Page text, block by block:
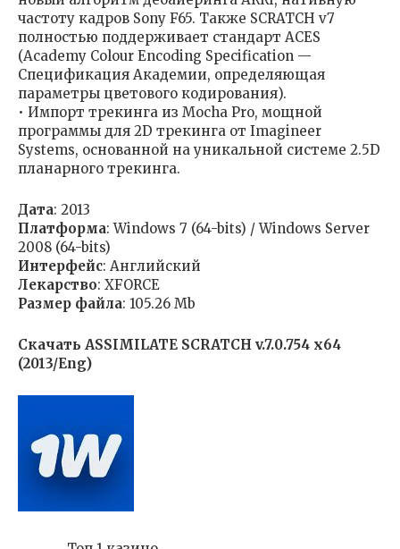
частоту кадров Sony F65. Также SCRATCH v7
полностью поддерживает стандарт ACES
(Academy Colour Encoding Specification —
Спецификация Академии, определяющая
параметры цветового кодирования).
• Импорт трекинга из Mocha Pro, мощной
программы для 2D трекинга от Imagineer
Systems, основанной на уникальной системе 2.5D
планарного трекинга.
Дата: 2013
Платформа: Windows 7 (64-bits) / Windows Server
2008 (64-bits)
Интерфейс: Английский
Лекарство: XFORCE
Размер файла: 105.26 Mb
Скачать ASSIMILATE SCRATCH v.7.0.754 x64
(2013/Eng)